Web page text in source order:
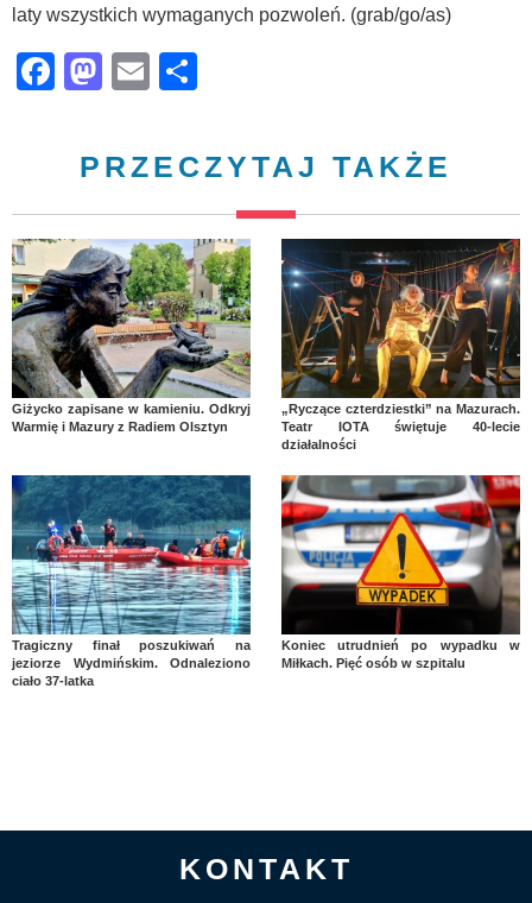
laty wszystkich wymaganych pozwoleń. (grab/go/as)
Facebook
Mastodon
Email
PRZECZYTAJ TAKŻE
Giżycko zapisane w kamieniu. Odkryj
Warmię i Mazury z Radiem Olsztyn
„Ryczące czterdziestki” na Mazurach.
Teatr IOTA świętuje 40-lecie
działalności
Tragiczny finał poszukiwań na
jeziorze Wydmińskim. Odnaleziono
ciało 37-latka
Koniec utrudnień po wypadku w
Miłkach. Pięć osób w szpitalu
KONTAKT